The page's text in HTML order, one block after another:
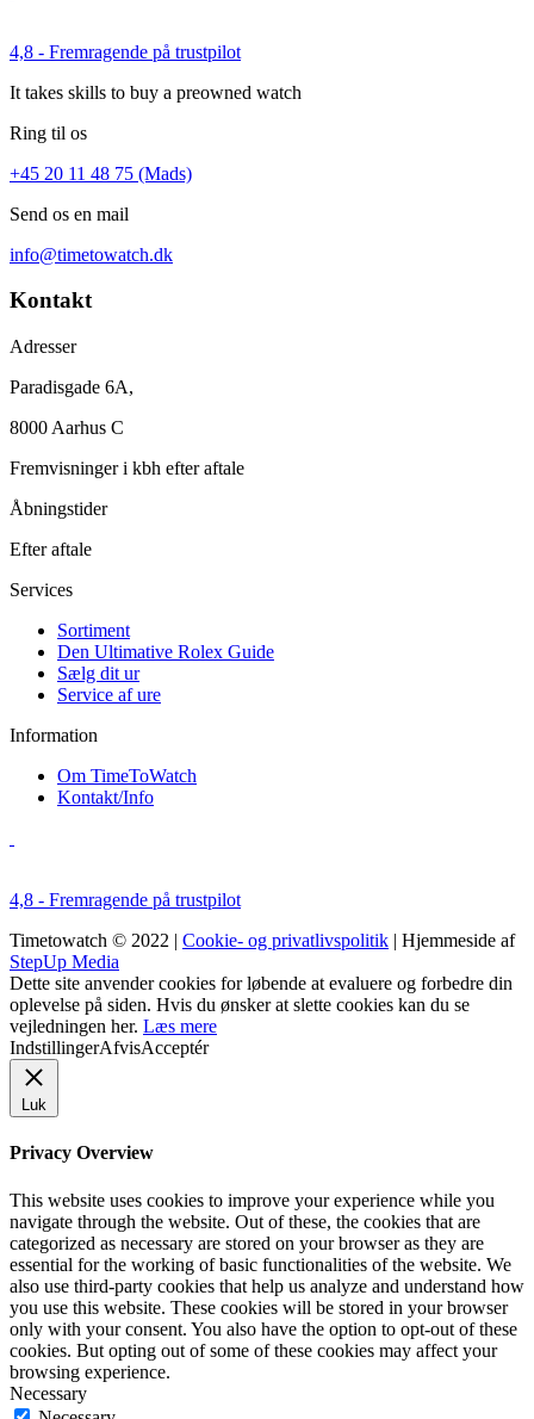
4,8 - Fremragende på trustpilot
It takes skills to buy a preowned watch
Ring til os
+45 20 11 48 75 (Mads)
Send os en mail
info@timetowatch.dk
Kontakt
Adresser
Paradisgade 6A,
8000 Aarhus C
Fremvisninger i kbh efter aftale
Åbningstider
Efter aftale
Services
Sortiment
Den Ultimative Rolex Guide
Sælg dit ur
Service af ure
Information
Om TimeToWatch
Kontakt/Info
4,8 - Fremragende på trustpilot
Timetowatch © 2022 | Cookie- og privatlivspolitik | Hjemmeside af
StepUp Media
Dette site anvender cookies for løbende at evaluere og forbedre din
oplevelse på siden. Hvis du ønsker at slette cookies kan du se
vejledningen her. Læs mere
IndstillingerAfvisAcceptér
Luk
Privacy Overview
This website uses cookies to improve your experience while you
navigate through the website. Out of these, the cookies that are
categorized as necessary are stored on your browser as they are
essential for the working of basic functionalities of the website. We
also use third-party cookies that help us analyze and understand how
you use this website. These cookies will be stored in your browser
only with your consent. You also have the option to opt-out of these
cookies. But opting out of some of these cookies may affect your
browsing experience.
Necessary